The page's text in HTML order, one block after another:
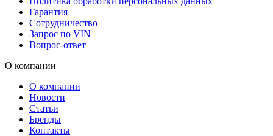
Гарантия
Сотрудничество
Запрос по VIN
Вопрос-ответ
О компании
О компании
Новости
Статьи
Бренды
Контакты